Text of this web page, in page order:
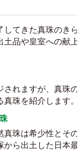
てきた真珠のき
土品や皇室への献
れますが、真珠
珠を紹介します。
珠は希少性とそ
ら出土した日本